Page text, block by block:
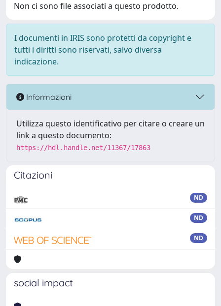
Non ci sono file associati a questo prodotto.
I documenti in IRIS sono protetti da copyright e
tutti i diritti sono riservati, salvo diversa
indicazione.
Informazioni
Utilizza questo identificativo per citare o creare un
link a questo documento:
https://hdl.handle.net/11367/17863
Citazioni
ND
ND
ND
social impact